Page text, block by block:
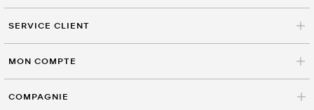
SERVICE CLIENT
MON COMPTE
COMPAGNIE